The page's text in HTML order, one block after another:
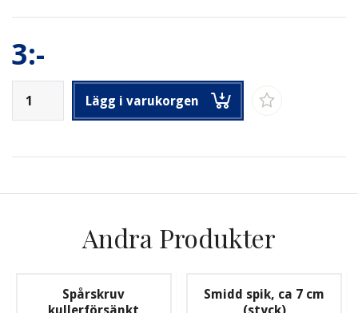
3:-
Lägg i varukorgen
Andra Produkter
Spårskruv
Smidd spik, ca 7 cm